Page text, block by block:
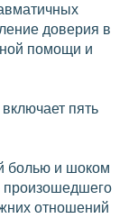
доверия в
помощи и
пять
болью и шоком
отношений